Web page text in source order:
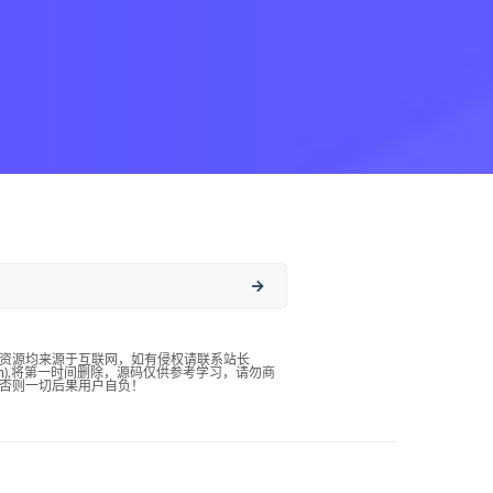
源均来源于互联网，如有侵权请联系站长
将第一时间删除，源码仅供参考学习，请勿商
则一切后果用户自负！